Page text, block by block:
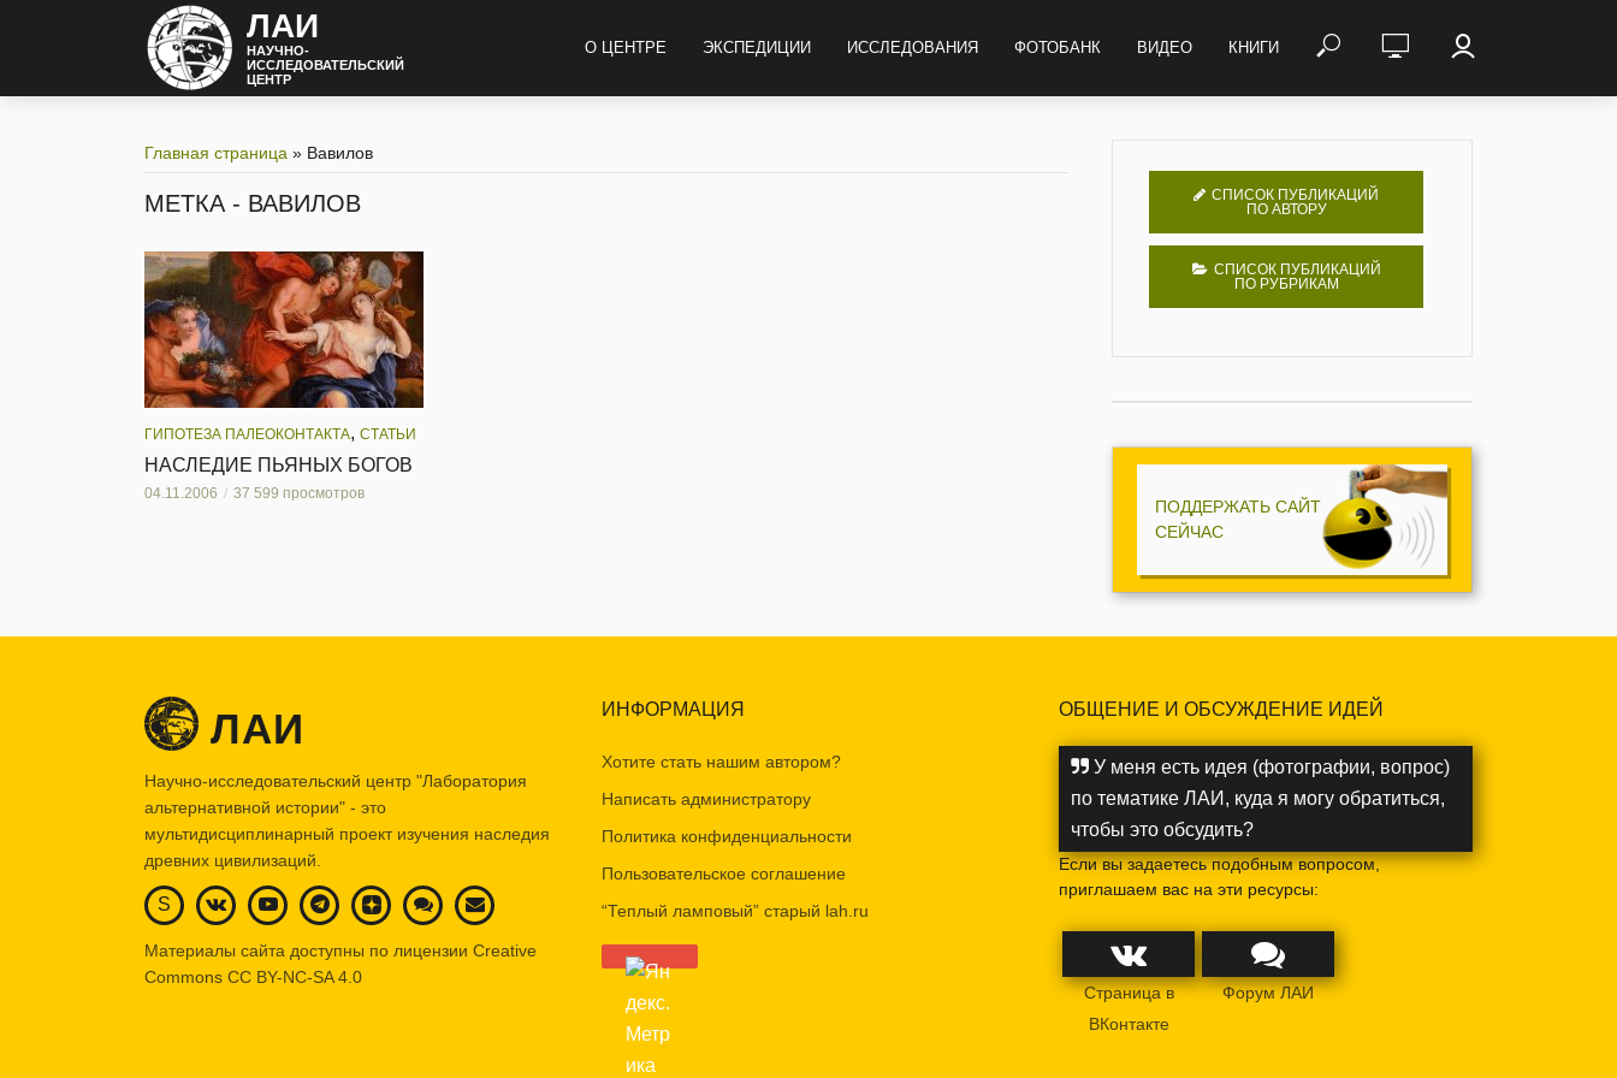
ЛАИ
НАУЧНО-
ИССЛЕДОВАТЕЛЬСКИЙ
ЦЕНТР
О ЦЕНТРЕ ЭКСПЕДИЦИИ ИССЛЕДОВАНИЯ ФОТОБАНК ВИДЕО КНИГИ
Главная страница » Вавилов
МЕТКА - ВАВИЛОВ
ГИПОТЕЗА ПАЛЕОКОНТАКТА, СТАТЬИ
НАСЛЕДИЕ ПЬЯНЫХ БОГОВ
04.11.2006 37 599 просмотров
СПИСОК ПУБЛИКАЦИЙ
ПО АВТОРУ
СПИСОК ПУБЛИКАЦИЙ
ПО РУБРИКАМ
ПОДДЕРЖАТЬ САЙТ
СЕЙЧАС
ЛАИ
Научно-исследовательский центр "Лаборатория
альтернативной истории" - это
мультидисциплинарный проект изучения наследия
древних цивилизаций.
S
Материалы сайта доступны по лицензии Creative
Commons CC BY-NC-SA 4.0
ИНФОРМАЦИЯ
Хотите стать нашим автором?
Написать администратору
Политика конфиденциальности
Пользовательское соглашение
“Теплый ламповый” старый lah.ru
ОБЩЕНИЕ И ОБСУЖДЕНИЕ ИДЕЙ
У меня есть идея (фотографии, вопрос)
по тематике ЛАИ, куда я могу обратиться,
чтобы это обсудить?
Если вы задаетесь подобным вопросом,
приглашаем вас на эти ресурсы:
Страница в
ВКонтакте
Форум ЛАИ